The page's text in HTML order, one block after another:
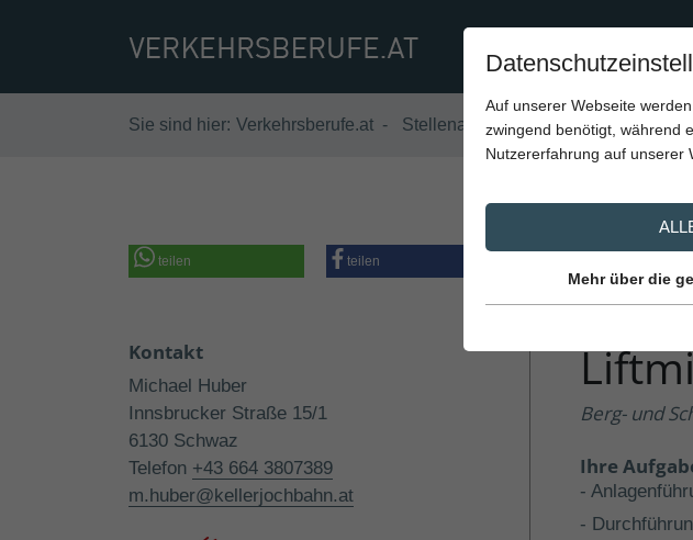
Sie sind hier: Verkehrsberufe.at Stellenangebote
teilen teilen
Berg- und
Ihre
-
-
Kontakt
Michael Huber
Innsbrucker Straße 15/1
6130 Schwaz
Telefon +43 664 3807389
m.huber@kellerjochbahn.at
Auf unserer Webseite
zwingend benötigt, während
Nutzererfahrung auf unserer
Mehr über die